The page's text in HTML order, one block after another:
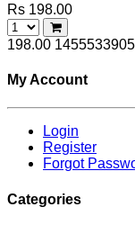
Rs 198.00
198.00 1455533905
My Account
Login
Register
Forgot
Categories